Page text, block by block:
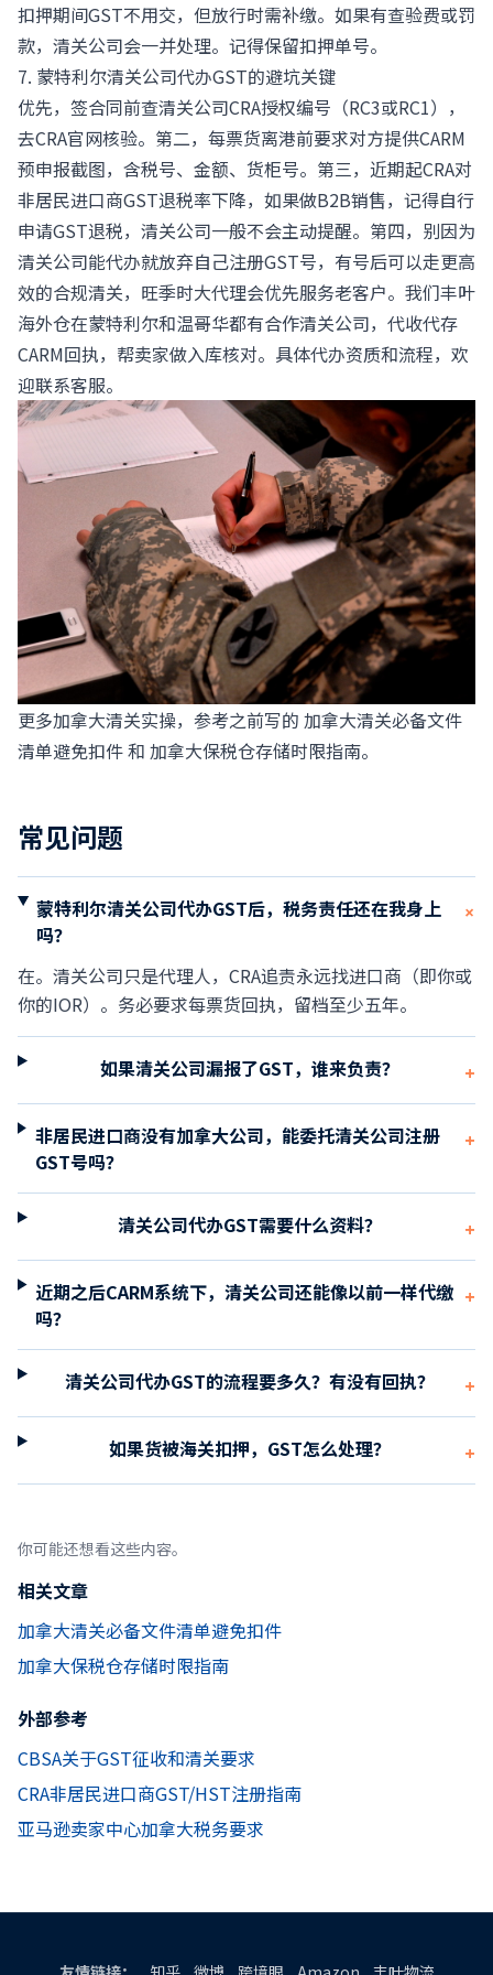
扣押期间GST不用交，但放行时需补缴。如果有查验费或罚
款，清关公司会一并处理。记得保留扣押单号。
7. 蒙特利尔清关公司代办GST的避坑关键
优先，签合同前查清关公司CRA授权编号（RC3或RC1），
去CRA官网核验。第二，每票货离港前要求对方提供CARM
预申报截图，含税号、金额、货柜号。第三，近期起CRA对
非居民进口商GST退税率下降，如果做B2B销售，记得自行
申请GST退税，清关公司一般不会主动提醒。第四，别因为
清关公司能代办就放弃自己注册GST号，有号后可以走更高
效的合规清关，旺季时大代理会优先服务老客户。我们丰叶
海外仓在蒙特利尔和温哥华都有合作清关公司，代收代存
CARM回执，帮卖家做入库核对。具体代办资质和流程，欢
迎联系客服。
更多加拿大清关实操，参考之前写的 加拿大清关必备文件
清单避免扣件和 加拿大保税仓存储时限指南。
常见问题
蒙特利尔清关公司代办GST后，税务责任还在我身上
吗？
+
在。清关公司只是代理人，CRA追责永远找进口商（即你或
你的IOR）。务必要求每票货回执，留档至少五年。
如果清关公司漏报了GST，谁来负责？ +
非居民进口商没有加拿大公司，能委托清关公司注册
GST号吗？
+
清关公司代办GST需要什么资料？ +
近期之后CARM系统下，清关公司还能像以前一样代缴
吗？
+
清关公司代办GST的流程要多久？有没有回执？ +
如果货被海关扣押，GST怎么处理？ +
你可能还想看这些内容。
相关文章
加拿大清关必备文件清单避免扣件
加拿大保税仓存储时限指南
外部参考
CBSA关于GST征收和清关要求
CRA非居民进口商GST/HST注册指南
亚马逊卖家中心加拿大税务要求